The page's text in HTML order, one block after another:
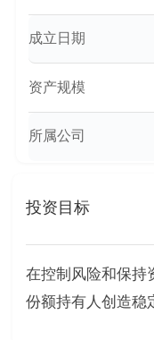
成立日期
资产规模
所属公司
投资目标
在控制风险和保持
份额持有人创造稳